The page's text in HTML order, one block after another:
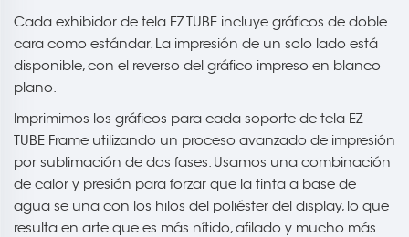
Cada exhibidor de tela EZ TUBE incluye gráficos de doble
cara como estándar. La impresión de un solo lado está
disponible, con el reverso del gráfico impreso en blanco
plano.
Imprimimos los gráficos para cada soporte de tela EZ
TUBE Frame utilizando un proceso avanzado de impresión
por sublimación de dos fases. Usamos una combinación
de calor y presión para forzar que la tinta a base de
agua se una con los hilos del poliéster del display, lo que
resulta en arte que es más nítido, afilado y mucho más